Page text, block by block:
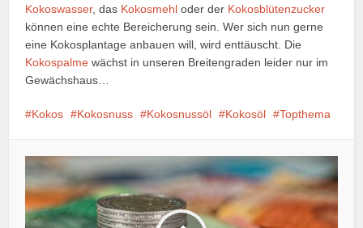
Kokoswasser, das Kokosmehl oder der Kokosblütenzucker
können eine echte Bereicherung sein. Wer sich nun gerne
eine Kokosplantage anbauen will, wird enttäuscht. Die
Kokospalme wächst in unseren Breitengraden leider nur im
Gewächshaus…
Kokos Kokosnuss Kokosnussöl Kokosöl Topthema